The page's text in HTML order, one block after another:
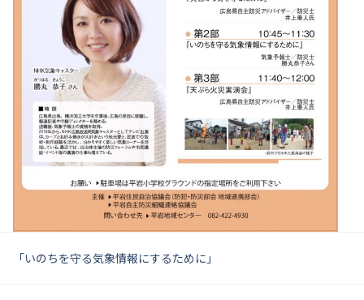
「いのちを守る気象情報にするために」